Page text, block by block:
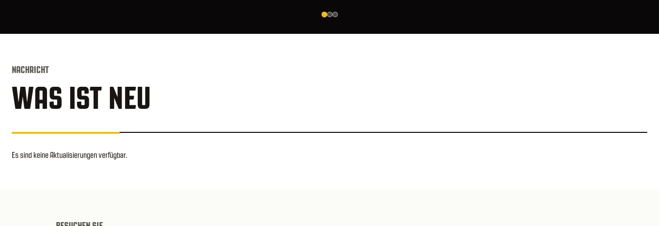
NACHRICHT
WAS IST NEU
Es sind keine Aktualisierungen verfügbar.